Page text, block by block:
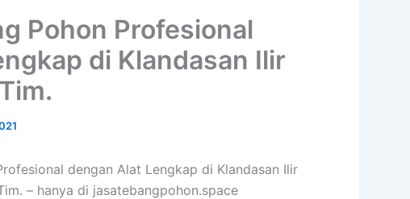
Pohon Profesional
di Klandasan Ilir
dengan Alat Lengkap di Klandasan Ilir
– hanya di jasatebangpohon.space